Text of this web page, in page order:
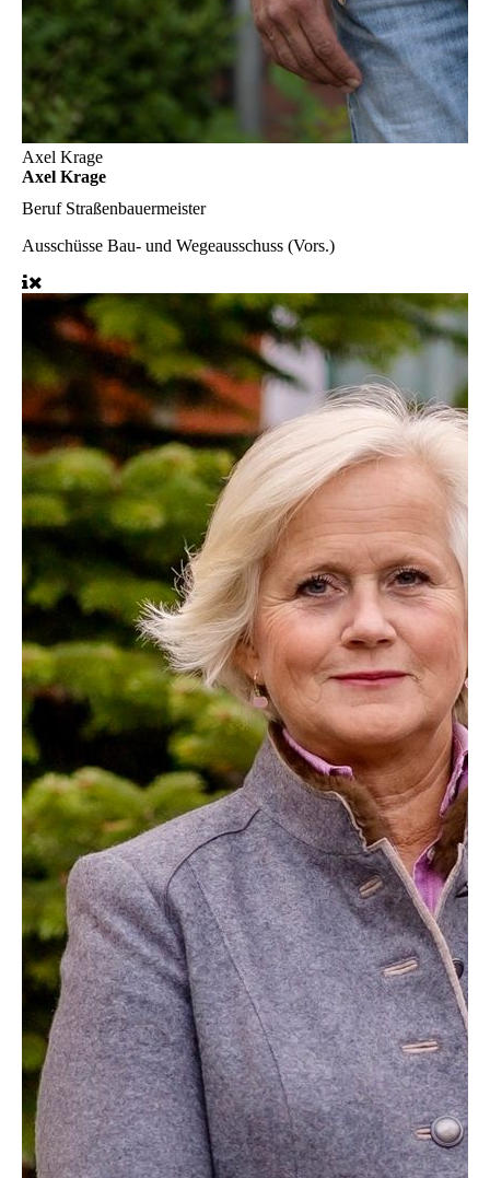
Axel Krage
Axel Krage
Beruf Straßenbauermeister
Ausschüsse Bau- und Wegeausschuss (Vors.)